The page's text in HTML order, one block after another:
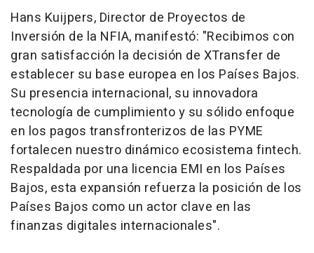
Hans Kuijpers, Director de Proyectos de
Inversión de la NFIA, manifestó: "Recibimos con
gran satisfacción la decisión de XTransfer de
establecer su base europea en los Países Bajos.
Su presencia internacional, su innovadora
tecnología de cumplimiento y su sólido enfoque
en los pagos transfronterizos de las PYME
fortalecen nuestro dinámico ecosistema fintech.
Respaldada por una licencia EMI en los Países
Bajos, esta expansión refuerza la posición de los
Países Bajos como un actor clave en las
finanzas digitales internacionales".